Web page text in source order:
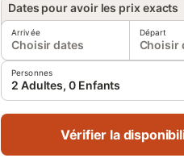
Dates pour avoir les prix exacts
Arrivée
Choisir dates
Départ
Choisir
Personnes
2 Adultes, 0 Enfants
Vérifier la